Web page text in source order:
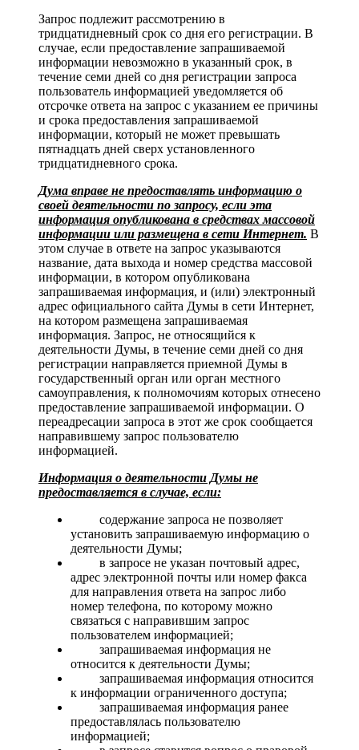
Запрос подлежит рассмотрению в
тридцатидневный срок со дня его регистрации. В
случае, если предоставление запрашиваемой
информации невозможно в указанный срок, в
течение семи дней со дня регистрации запроса
пользователь информацией уведомляется об
отсрочке ответа на запрос с указанием ее причины
и срока предоставления запрашиваемой
информации, который не может превышать
пятнадцать дней сверх установленного
тридцатидневного срока.
Дума вправе не предоставлять информацию о
своей деятельности по запросу, если эта
информация опубликована в средствах массовой
информации или размещена в сети Интернет. В
этом случае в ответе на запрос указываются
название, дата выхода и номер средства массовой
информации, в котором опубликована
запрашиваемая информация, и (или) электронный
адрес официального сайта Думы в сети Интернет,
на котором размещена запрашиваемая
информация. Запрос, не относящийся к
деятельности Думы, в течение семи дней со дня
регистрации направляется приемной Думы в
государственный орган или орган местного
самоуправления, к полномочиям которых отнесено
предоставление запрашиваемой информации. О
переадресации запроса в этот же срок сообщается
направившему запрос пользователю
информацией.
Информация о деятельности Думы не
предоставляется в случае, если:
содержание запроса не позволяет
установить запрашиваемую информацию о
деятельности Думы;
­ в запросе не указан почтовый адрес,
адрес электронной почты или номер факса
для направления ответа на запрос либо
номер телефона, по которому можно
связаться с направившим запрос
пользователем информацией;
­ запрашиваемая информация не
относится к деятельности Думы;
­ запрашиваемая информация относится
к информации ограниченного доступа;
­ запрашиваемая информация ранее
предоставлялась пользователю
информацией;